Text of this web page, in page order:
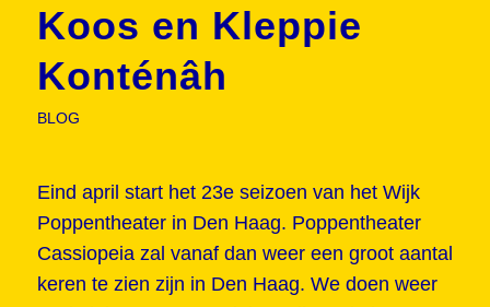
Koos en Kleppie
Konténâh
BLOG
Eind april start het 23e seizoen van het Wijk
Poppentheater in Den Haag. Poppentheater
Cassiopeia zal vanaf dan weer een groot aantal
keren te zien zijn in Den Haag. We doen weer